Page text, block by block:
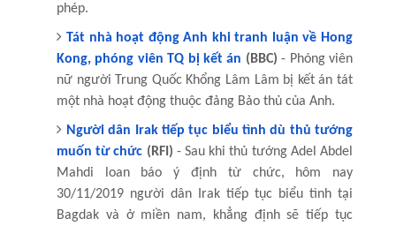
phép.
Tát nhà hoạt động Anh khi tranh luận về Hong
Kong, phóng viên TQ bị kết án (BBC) - Phóng viên
nữ người Trung Quốc Khổng Lâm Lâm bị kết án tát
một nhà hoạt động thuộc đảng Bảo thủ của Anh.
Người dân Irak tiếp tục biểu tình dù thủ tướng
muốn từ chức (RFI) - Sau khi thủ tướng Adel Abdel
Mahdi loan báo ý định từ chức, hôm nay
30/11/2019 người dân Irak tiếp tục biểu tình tại
Bagdak và ở miền nam, khẳng định sẽ tiếp tục